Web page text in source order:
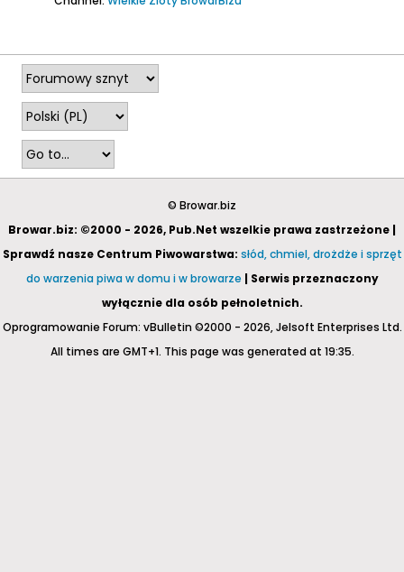
© Browar.biz
Browar.biz: ©2000 - 2026, Pub.Net wszelkie prawa zastrzeżone |
Sprawdź nasze Centrum Piwowarstwa: słód, chmiel, drożdże i sprzęt
do warzenia piwa w domu i w browarze | Serwis przeznaczony
wyłącznie dla osób pełnoletnich.
Oprogramowanie Forum: vBulletin ©2000 - 2026, Jelsoft Enterprises Ltd.
All times are GMT+1. This page was generated at 19:35.